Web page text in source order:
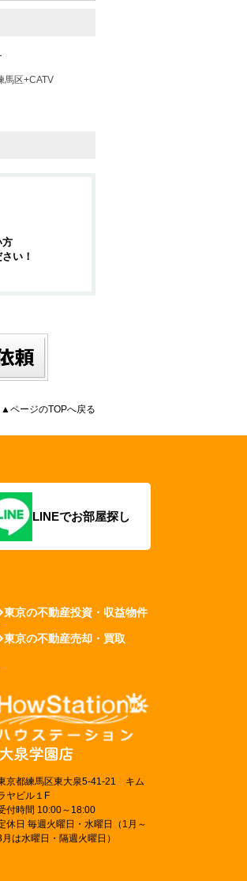
馬区+CATV
方
い！
▲ページのTOPへ戻る
LINEでお部屋探し
東京の不動産投資・収益物件
東京の不動産売却・買取
京都練馬区東大泉5-41-21 キム
ヤビル１F
付時間 10:00～18:00
休日 毎週火曜日・水曜日（1月～
月は水曜日・隔週火曜日）